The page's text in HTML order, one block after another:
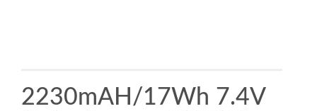
2230mAH/17Wh 7.4V